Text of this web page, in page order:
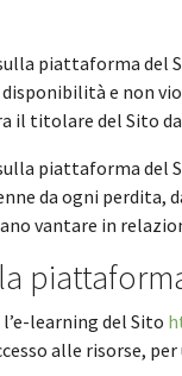
piattaforma del
e non
il titolare del Sito
piattaforma del
da ogni perdita,
vantare in
learning del Sito
alle risorse,